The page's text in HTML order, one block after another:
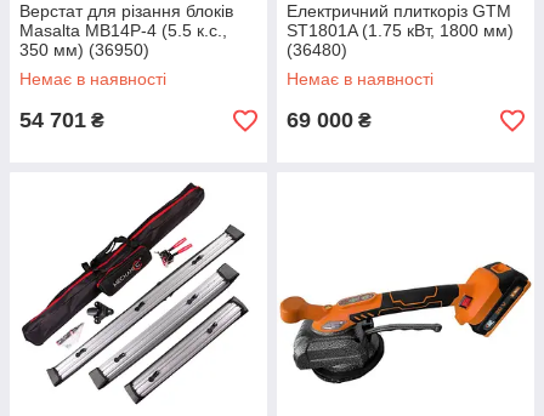
Верстат для різання блоків
Masalta MB14P-4 (5.5 к.с.,
350 мм) (36950)
Немає в наявності
54 701 ₴
Електричний плиткоріз GTM
ST1801A (1.75 кВт, 1800 мм)
(36480)
Немає в наявності
69 000 ₴